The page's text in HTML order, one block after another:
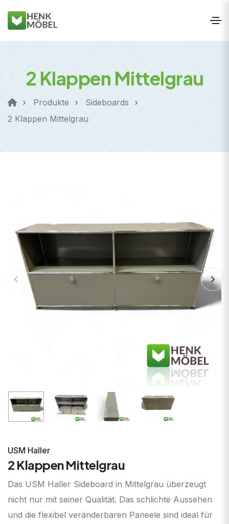
2 Klappen Mittelgrau
Produkte
Sideboards
2 Klappen Mittelgrau
USM Haller
2 Klappen Mittelgrau
Das USM Haller Sideboard in Mittelgrau überzeugt
nicht nur mit seiner Qualität. Das schlichte Aussehen
und die flexibel veränderbaren Paneele sind ideal für